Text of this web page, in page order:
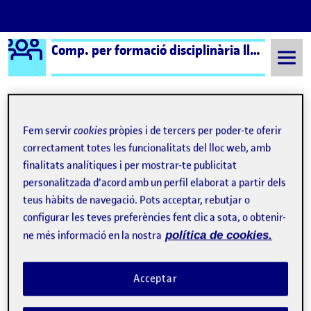
Saltar al contingut
Logo Ágora Comp. per formació disciplinària llengua i literatura cat.
Semestre 20221 - Aula 1 13 Novembre, 2022
13 Novembre, 2022
Publicat perReflexió sobre les proves competencials
Publicat per
Núria Morda Ruiz
CONTRIBUTIONS
EL REFLEXIÓ SOBRE LES PROVES
Fem servircookies pròpies i de tercers per poder-te oferir
correctament totes les funcionalitats del lloc web, amb
finalitats analítiques i per mostrar-te publicitat
personalitzada d'acord amb un perfil elaborat a partir dels
teus hàbits de navegació. Pots acceptar, rebutjar o
configurar les teves preferències fent clic a sota, o obtenir-
ne més informació en la nostra política de cookies.
Acceptar